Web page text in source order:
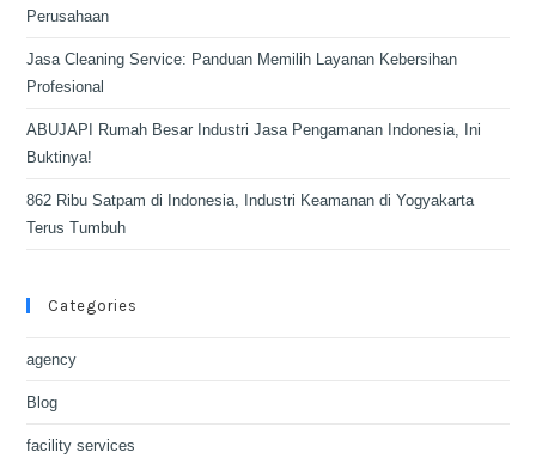
Perusahaan
Jasa Cleaning Service: Panduan Memilih Layanan Kebersihan
Profesional
ABUJAPI Rumah Besar Industri Jasa Pengamanan Indonesia, Ini
Buktinya!
862 Ribu Satpam di Indonesia, Industri Keamanan di Yogyakarta
Terus Tumbuh
Categories
agency
Blog
facility services